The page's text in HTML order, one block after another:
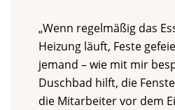
„Wenn regelmäßig das
Heizung läuft, Feste
jemand – wie mit mir
Duschbad hilft, die
die Mitarbeiter vor dem